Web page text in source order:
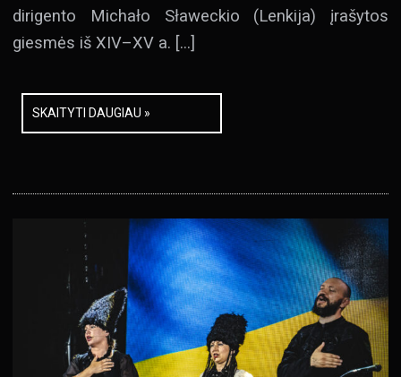
dirigento Michało Sławeckio (Lenkija) įrašytos
giesmės iš XIV–XV a. […]
SKAITYTI DAUGIAU »